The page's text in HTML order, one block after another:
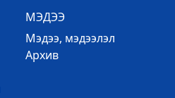
МЭДЭЭ
Mэдээ, мэдээлэл
Архив